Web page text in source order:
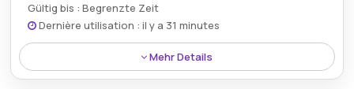
Gültig bis : Begrenzte Zeit
Dernière utilisation : il y a 31 minutes
Mehr Details
Käufer können 85% auf das 40-GB-Daten-Mega-